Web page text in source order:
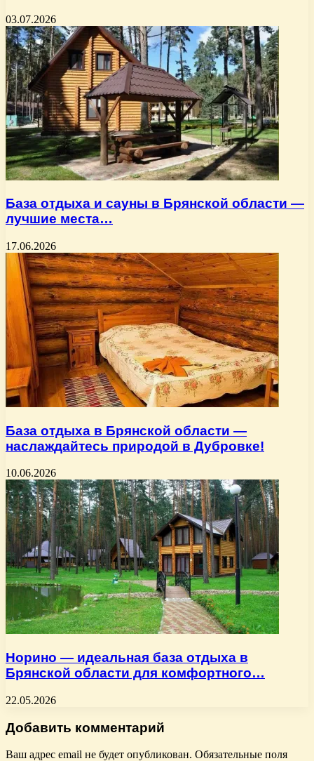
03.07.2026
База отдыха и сауны в Брянской области —
лучшие места…
17.06.2026
База отдыха в Брянской области —
наслаждайтесь природой в Дубровке!
10.06.2026
Норино — идеальная база отдыха в
Брянской области для комфортного…
22.05.2026
Добавить комментарий
Ваш адрес email не будет опубликован. Обязательные поля